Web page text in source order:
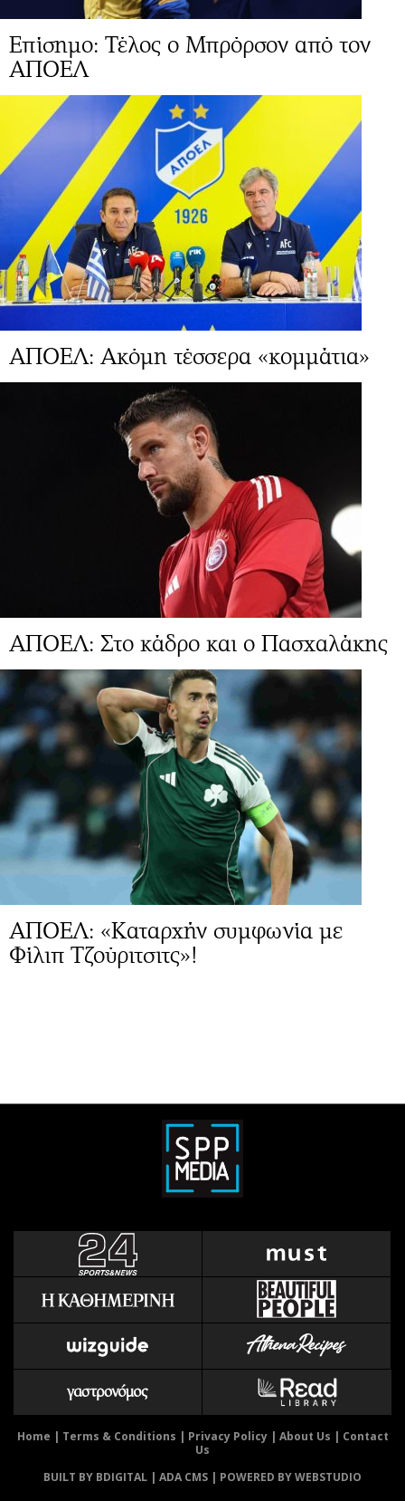
Επίσημο: Τέλος ο Μπρόρσον από τον
ΑΠΟΕΛ
ΑΠΟΕΛ: Ακόμη τέσσερα «κομμάτια»
ΑΠΟΕΛ: Στο κάδρο και ο Πασχαλάκης
ΑΠΟΕΛ: «Καταρχήν συμφωνία με
Φίλιπ Τζούριτσιτς»!
Home | Terms & Conditions | Privacy Policy| About Us | Contact
Us
BUILT BY BDIGITAL | ADA CMS | POWERED BY WEBSTUDIO